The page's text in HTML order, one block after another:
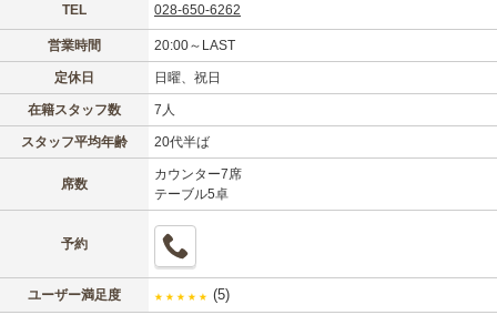
TEL 028-650-6262
営業時間 20:00～LAST
定休日 日曜、祝日
在籍スタッフ数 7人
スタッフ平均年齢 20代半ば
席数
カウンター7席
テーブル5卓
予約
ユーザー満足度 ★ ★ ★ ★ ★ (5)